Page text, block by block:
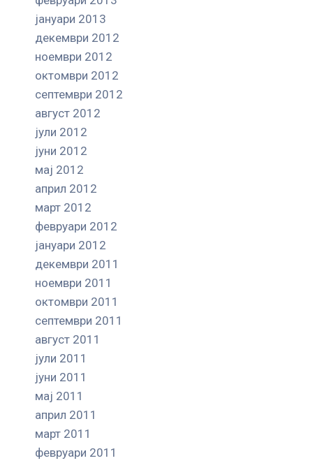
јануари 2013
декември 2012
ноември 2012
октомври 2012
септември 2012
август 2012
јули 2012
јуни 2012
мај 2012
април 2012
март 2012
февруари 2012
јануари 2012
декември 2011
ноември 2011
октомври 2011
септември 2011
август 2011
јули 2011
јуни 2011
мај 2011
април 2011
март 2011
февруари 2011